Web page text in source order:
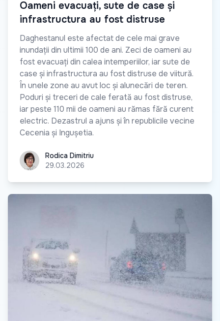
Oameni evacuați, sute de case și
infrastructura au fost distruse
Daghestanul este afectat de cele mai grave
inundații din ultimii 100 de ani. Zeci de oameni au
fost evacuați din calea intemperiilor, iar sute de
case și infrastructura au fost distruse de viitură.
În unele zone au avut loc și alunecări de teren.
Poduri și treceri de cale ferată au fost distruse,
iar peste 110 mii de oameni au rămas fără curent
electric. Dezastrul a ajuns și în republicile vecine
Cecenia și Ingușetia.
Rodica Dimitriu
Rodica Dimitriu
29.03.2026